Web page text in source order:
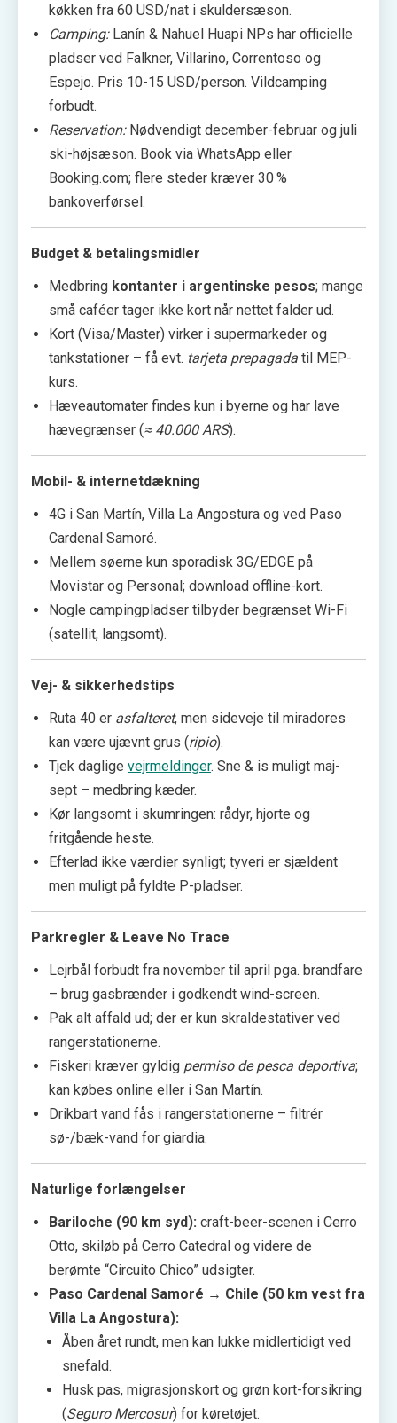
køkken fra 60 USD/nat i skuldersæson.
Camping:Lanín & Nahuel Huapi NPs har officielle
pladser ved Falkner, Villarino, Correntoso og
Espejo. Pris 10-15 USD/person. Vildcamping
forbudt.
Reservation:Nødvendigt december-februar og juli
ski-højsæson. Book via WhatsApp eller
Booking.com; flere steder kræver 30 %
bankoverførsel.
Budget & betalingsmidler
Medbring kontanter i argentinske pesos; mange
små caféer tager ikke kort når nettet falder ud.
Kort (Visa/Master) virker i supermarkeder og
tankstationer – få evt. tarjeta prepagada til MEP-
kurs.
Hæveautomater findes kun i byerne og har lave
hævegrænser (≈ 40.000 ARS).
Mobil- & internetdækning
4G i San Martín, Villa La Angostura og ved Paso
Cardenal Samoré.
Mellem søerne kun sporadisk 3G/EDGE på
Movistar og Personal; download offline-kort.
Nogle campingpladser tilbyder begrænset Wi-Fi
(satellit, langsomt).
Vej- & sikkerhedstips
Ruta 40 er asfalteret, men sideveje til miradores
kan være ujævnt grus (ripio).
Tjek daglige vejrmeldinger. Sne & is muligt maj-
sept – medbring kæder.
Kør langsomt i skumringen: rådyr, hjorte og
fritgående heste.
Efterlad ikke værdier synligt; tyveri er sjældent
men muligt på fyldte P-pladser.
Parkregler & Leave No Trace
Lejrbål forbudt fra november til april pga. brandfare
– brug gasbrænder i godkendt wind-screen.
Pak alt affald ud; der er kun skraldestativer ved
rangerstationerne.
Fiskeri kræver gyldig permiso de pesca deportiva;
kan købes online eller i San Martín.
Drikbart vand fås i rangerstationerne – filtrér
sø-/bæk-vand for giardia.
Naturlige forlængelser
Bariloche (90 km syd): craft-beer-scenen i Cerro
Otto, skiløb på Cerro Catedral og videre de
berømte “Circuito Chico” udsigter.
Paso Cardenal Samoré → Chile (50 km vest fra
Villa La Angostura):
Åben året rundt, men kan lukke midlertidigt ved
snefald.
Husk pas, migrasjonskort og grøn kort-forsikring
(Seguro Mercosur) for køretøjet.